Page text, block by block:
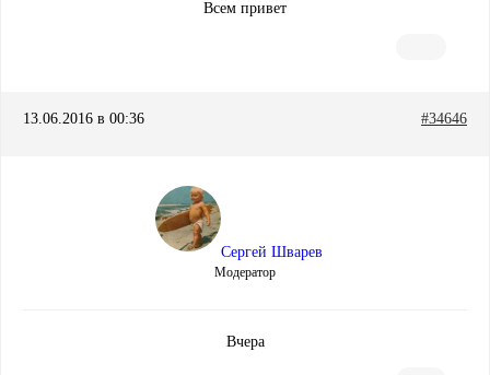
Всем привет
13.06.2016 в 00:36 #34646
Сергей Шварев
Модератор
Вчера